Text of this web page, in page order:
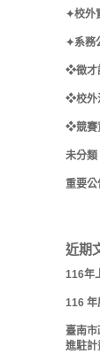
✦校外
✦系務
❖徵才
❖校外
❖競賽
未分類
重要公
近期
116年
116 年
臺南
進駐計